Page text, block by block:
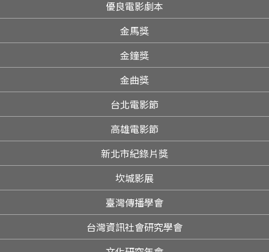
優良電影劇本
金馬獎
金鐘獎
金曲獎
台北電影節
高雄電影節
新北市紀錄片獎
坎城影展
臺灣傳播學會
台灣資訊社會研究學會